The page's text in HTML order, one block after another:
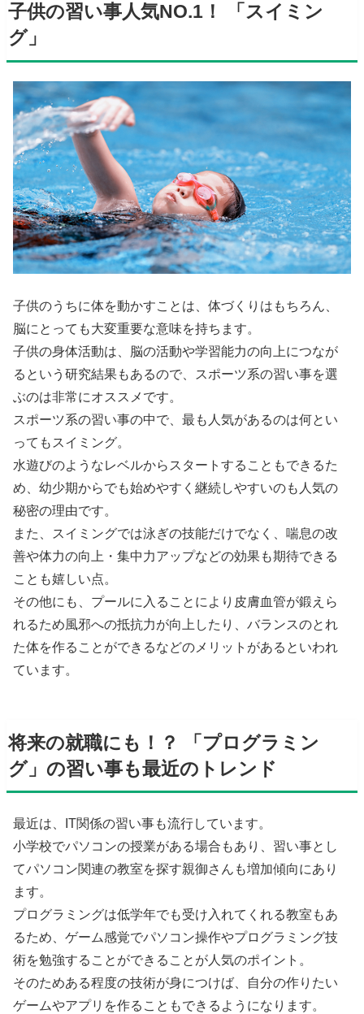
子供の習い事人気NO.1！ 「スイミン
グ」
子供のうちに体を動かすことは、体づくりはもちろん、
脳にとっても大変重要な意味を持ちます。
子供の身体活動は、脳の活動や学習能力の向上につなが
るという研究結果もあるので、スポーツ系の習い事を選
ぶのは非常にオススメです。
スポーツ系の習い事の中で、最も人気があるのは何とい
ってもスイミング。
水遊びのようなレベルからスタートすることもできるた
め、幼少期からでも始めやすく継続しやすいのも人気の
秘密の理由です。
また、スイミングでは泳ぎの技能だけでなく、喘息の改
善や体力の向上・集中力アップなどの効果も期待できる
ことも嬉しい点。
その他にも、プールに入ることにより皮膚血管が鍛えら
れるため風邪への抵抗力が向上したり、バランスのとれ
た体を作ることができるなどのメリットがあるといわれ
ています。
将来の就職にも！？ 「プログラミン
グ」の習い事も最近のトレンド
最近は、IT関係の習い事も流行しています。
小学校でパソコンの授業がある場合もあり、習い事とし
てパソコン関連の教室を探す親御さんも増加傾向にあり
ます。
プログラミングは低学年でも受け入れてくれる教室もあ
るため、ゲーム感覚でパソコン操作やプログラミング技
術を勉強することができることが人気のポイント。
そのためある程度の技術が身につけば、自分の作りたい
ゲームやアプリを作ることもできるようになります。